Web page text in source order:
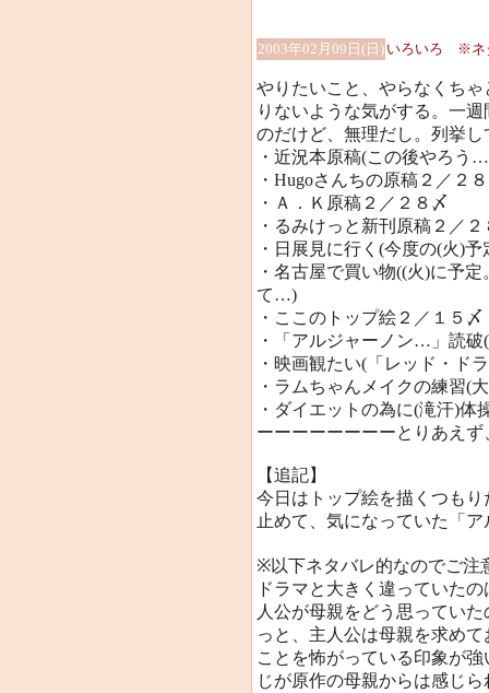
2003年02月09日(日) いろいろ ※ネ
やりたいこと、やらなくち
りないような気がする。一
のだけど、無理だし。列挙し
・近況本原稿(この後やろう
・Hugoさんちの原稿２／２
・Ａ．Ｋ原稿２／２８〆
・るみけっと新刊原稿２／
・日展見に行く(今度の(火)予
・名古屋で買い物((火)に予
て…)
・ここのトップ絵２／１５〆
・「アルジャーノン…」読
・映画観たい(「レッド・ド
・ラムちゃんメイクの練習(
・ダイエットの為に(滝汗)体
ーーーーーーーーとりあえ
【追記】
今日はトップ絵を描くつも
止めて、気になっていた「
※以下ネタバレ的なのでご
ドラマと大きく違っていた
人公が母親をどう思ってい
っと、主人公は母親を求め
ことを怖がっている印象が
じが原作の母親からは感じ